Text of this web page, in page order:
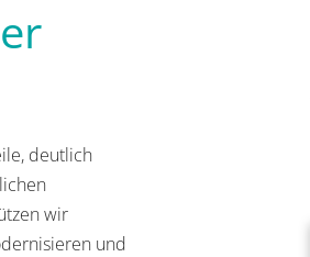
deutlich
wir
und